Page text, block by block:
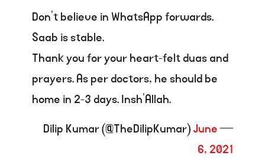
Don’t believe in WhatsApp forwards.
Saab is stable.
Thank you for your heart-felt duas and
prayers. As per doctors, he should be
home in 2-3 days. Insh’Allah.
— Dilip Kumar (@TheDilipKumar)
June
6, 2021